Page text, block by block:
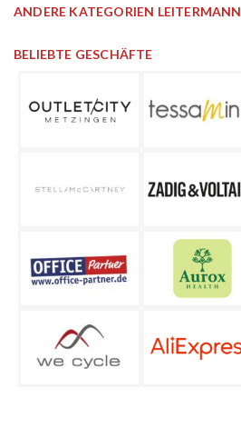
ANDERE KATEGORIEN LEITERMANN
BELIEBTE GESCHÄFTE